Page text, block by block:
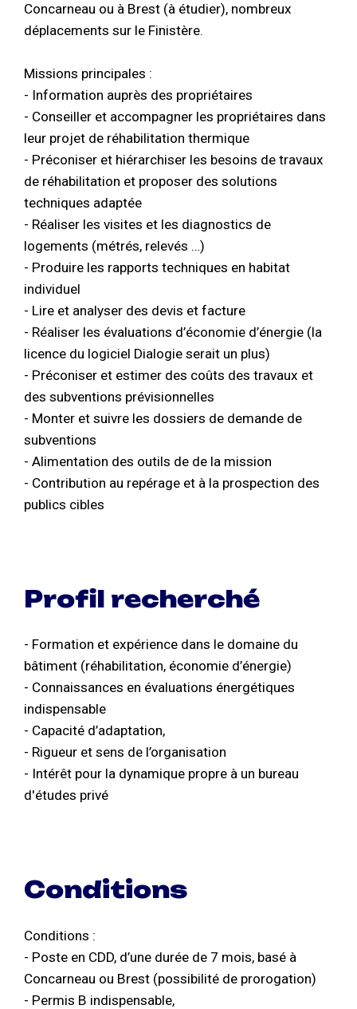
Concarneau ou à Brest (à étudier), nombreux
déplacements sur le Finistère.
Missions principales :
- Information auprès des propriétaires
- Conseiller et accompagner les propriétaires dans
leur projet de réhabilitation thermique
- Préconiser et hiérarchiser les besoins de travaux
de réhabilitation et proposer des solutions
techniques adaptée
- Réaliser les visites et les diagnostics de
logements (métrés, relevés …)
- Produire les rapports techniques en habitat
individuel
- Lire et analyser des devis et facture
- Réaliser les évaluations d’économie d’énergie (la
licence du logiciel Dialogie serait un plus)
- Préconiser et estimer des coûts des travaux et
des subventions prévisionnelles
- Monter et suivre les dossiers de demande de
subventions
- Alimentation des outils de de la mission
- Contribution au repérage et à la prospection des
publics cibles
Profil recherché
- Formation et expérience dans le domaine du
bâtiment (réhabilitation, économie d’énergie)
- Connaissances en évaluations énergétiques
indispensable
- Capacité d’adaptation,
- Rigueur et sens de l’organisation
- Intérêt pour la dynamique propre à un bureau
d'études privé
Conditions
Conditions :
- Poste en CDD, d’une durée de 7 mois, basé à
Concarneau ou Brest (possibilité de prorogation)
- Permis B indispensable,